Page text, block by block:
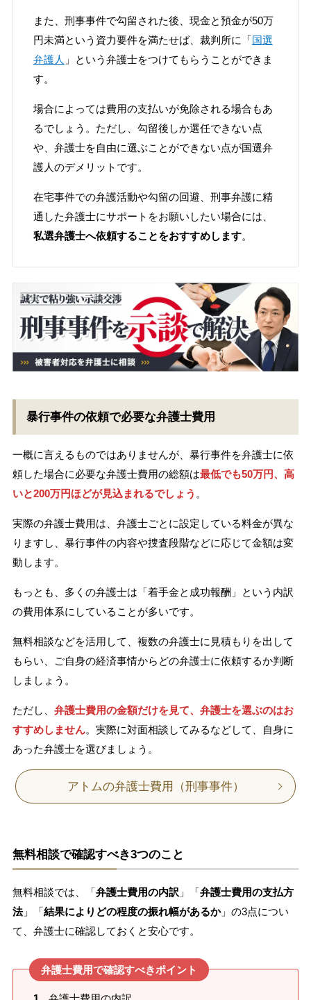
また、刑事事件で勾留された後、現金と預金が50万
円未満という資力要件を満たせば、裁判所に「国選
弁護人 」という弁護士をつけてもらうことができま
す。
場合によっては費用の支払いが免除される場合もあ
るでしょう。ただし、勾留後しか選任できない点
や、弁護士を自由に選ぶことができない点が国選弁
護人のデメリットです。
在宅事件での弁護活動や勾留の回避、刑事弁護に精
通した弁護士にサポートをお願いしたい場合には、
私選弁護士へ依頼することをおすすめします。
暴行事件の依頼で必要な弁護士費用
一概に言えるものではありませんが、暴行事件を弁護士に依
頼した場合に必要な弁護士費用の総額は最低でも50万円、高
いと200万円ほどが見込まれるでしょう 。
実際の弁護士費用は、弁護士ごとに設定している料金が異な
りますし、暴行事件の内容や捜査段階などに応じて金額は変
動します。
もっとも、多くの弁護士は「着手金と成功報酬」という内訳
の費用体系にしていることが多いです。
無料相談などを活用して、複数の弁護士に見積もりを出して
もらい、ご自身の経済事情からどの弁護士に依頼するか判断
しましょう。
ただし、 弁護士費用の金額だけを見て、弁護士を選ぶのはお
すすめしません。実際に対面相談してみるなどして、自身に
あった弁護士を選びましょう。
アトムの弁護士費用（刑事事件）
無料相談で確認すべき3つのこと
無料相談では、「弁護士費用の内訳 」「弁護士費用の支払方
法」「結果によりどの程度の振れ幅があるか」の3点につい
て、弁護士に確認しておくと安心です。
弁護士費用で確認すべきポイント